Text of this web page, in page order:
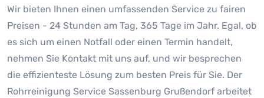
Wir bieten Ihnen einen umfassenden Service zu fairen
Preisen - 24 Stunden am Tag, 365 Tage im Jahr. Egal, ob
es sich um einen Notfall oder einen Termin handelt,
nehmen Sie Kontakt mit uns auf, und wir besprechen
die effizienteste Lösung zum besten Preis für Sie. Der
Rohrreinigung Service Sassenburg Grußendorf arbeitet